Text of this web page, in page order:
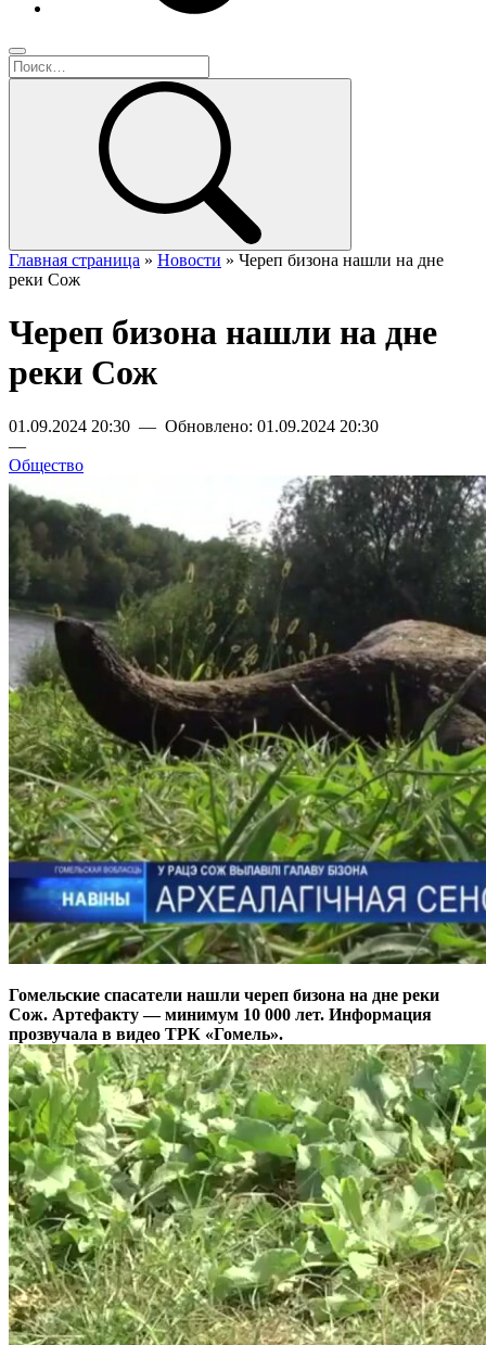
Главная страница » Новости » Череп бизона нашли на дне
реки Сож
Череп бизона нашли на дне
реки Сож
01.09.2024 20:30 — Обновлено: 01.09.2024 20:30
—
Общество
Гомельские спасатели нашли череп бизона на дне реки
Сож. Артефакту — минимум 10 000 лет. Информация
прозвучала в видео ТРК «Гомель».